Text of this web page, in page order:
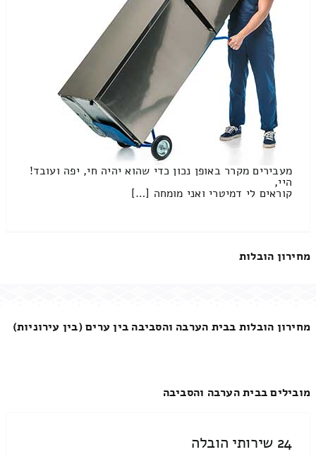
מעבירים מקרר באופן נכון כדי שהוא יהיה חי, יפה ועובד!
היי,
קוראים לי דמיטרי ואני מומחה […]
מחירון הובלות
מחירון הובלות בבית הערבה והסביבה בין ערים (בין עירוניות)
מובילים בבית הערבה והסביבה
24 שירותי הובלה